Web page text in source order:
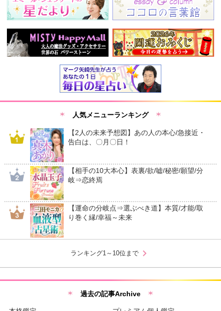
人気メニューランキング
【2人の未来予想図】あの人の本心/急接近・
告白は、〇月〇日！
【相手の10大本心】表裏/欲/嘘/秘密/願望/分
岐⇒恋終焉
【運命の分岐点⇒選ぶべき道】本質/才能/取
り巻く縁/幸福～未来
ランキング1～10位まで chevron_right
過去の記事Archive